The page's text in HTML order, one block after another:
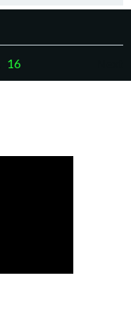
Page
16